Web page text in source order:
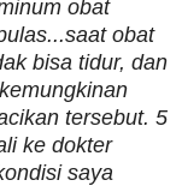
obat
obat
bisa tidur, dan
tersebut. 5
ke dokter
saya